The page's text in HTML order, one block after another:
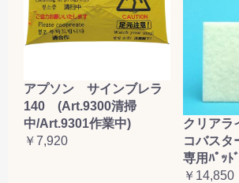
アプソン サインブレラ
140 (Art.9300清掃
中/Art.9301作業中)
￥7,920
クリア
コバス
専用ﾊﾟｯﾄ
￥14,850